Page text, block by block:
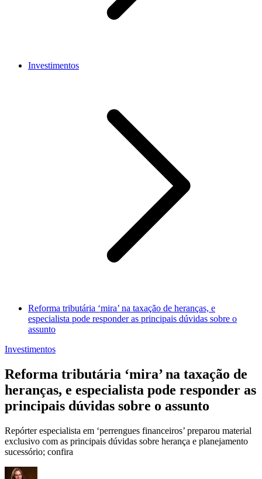
Investimentos
Reforma tributária ‘mira’ na taxação de heranças, e
especialista pode responder as principais dúvidas sobre o
assunto
Investimentos
Reforma tributária ‘mira’ na taxação de
heranças, e especialista pode responder as
principais dúvidas sobre o assunto
Repórter especialista em ‘perrengues financeiros’ preparou material
exclusivo com as principais dúvidas sobre herança e planejamento
sucessório; confira